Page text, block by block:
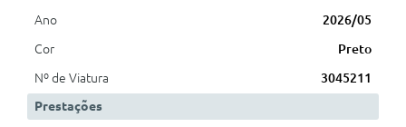
Ano
2026/05
Cor
Preto
Nº de Viatura
3045211
Prestações